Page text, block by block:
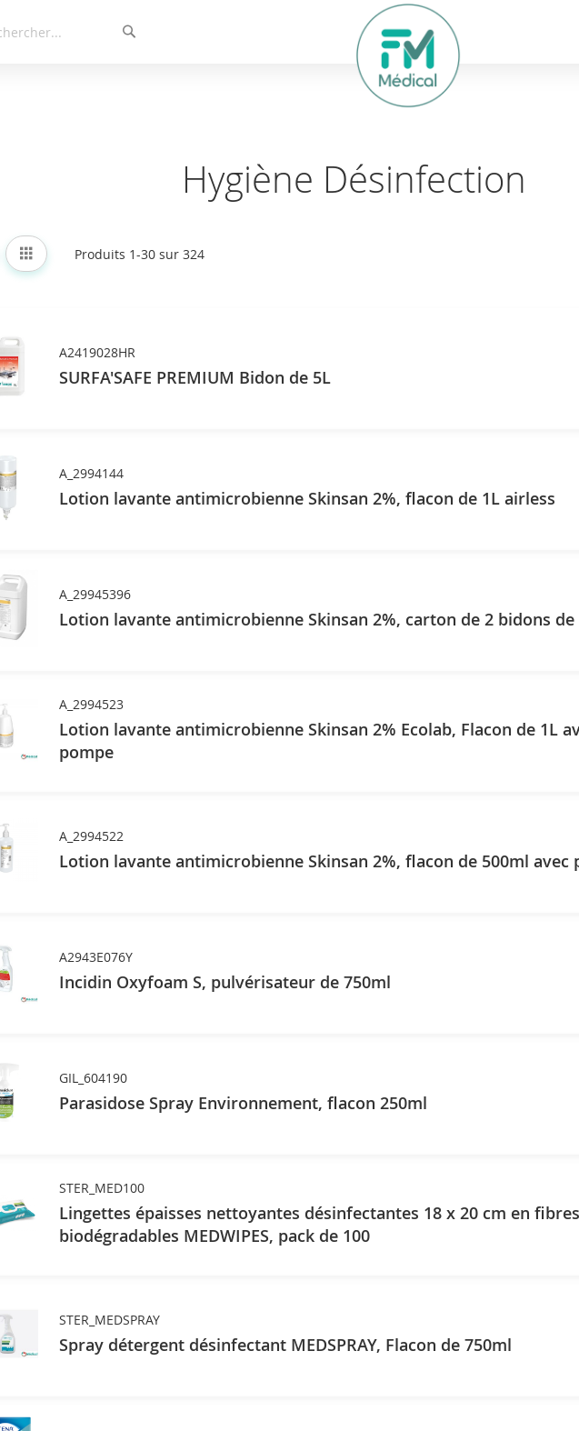
Hygiène Désinfection
Afficher
en
Grille Produits 1-30 sur 324
A2419028HR
SURFA'SAFE PREMIUM Bidon de 5L
A_2994144
Lotion lavante antimicrobienne Skinsan 2%, flacon de 1L airless
A_29945396
Lotion lavante antimicrobienne Skinsan 2%, carton de 2 bidons
A_2994523
Lotion lavante antimicrobienne Skinsan 2% Ecolab, Flacon de 1L
pompe
A_2994522
Lotion lavante antimicrobienne Skinsan 2%, flacon de 500ml avec
A2943E076Y
Incidin Oxyfoam S, pulvérisateur de 750ml
GIL_604190
Parasidose Spray Environnement, flacon 250ml
STER_MED100
Lingettes épaisses nettoyantes désinfectantes 18 x 20 cm en fibres
biodégradables MEDWIPES, pack de 100
STER_MEDSPRAY
Spray détergent désinfectant MEDSPRAY, Flacon de 750ml